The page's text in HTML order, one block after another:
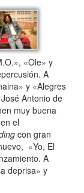
«Ole» y
A
y «Alegres
Antonio de
muy buena
el
con gran
«Yo, El
A
deprisa» y